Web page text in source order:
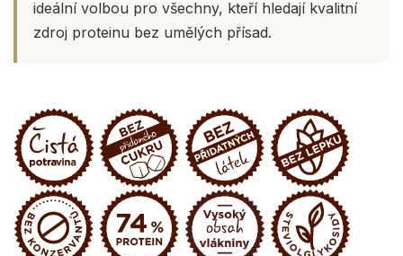
ideální volbou pro všechny, kteří hledají kvalitní
zdroj proteinu bez umělých přísad.